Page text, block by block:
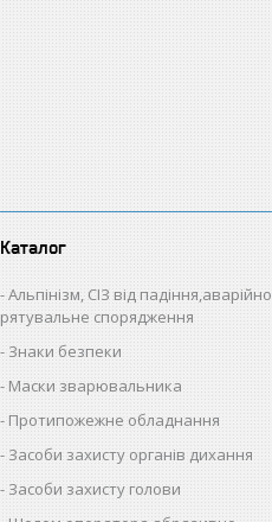
Каталог
Альпінізм, СІЗ від падіння,аварійно
рятувальне спорядження
Знаки безпеки
Маски зварювальника
Протипожежне обладнання
Засоби захисту органів дихання
Засоби захисту голови